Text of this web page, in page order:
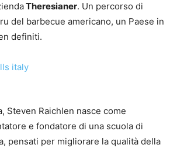
Theresianer. Un percorso di
del barbecue americano, un Paese in
definiti.
Steven Raichlen nasce come
e fondatore di una scuola di
pensati per migliorare la qualità della